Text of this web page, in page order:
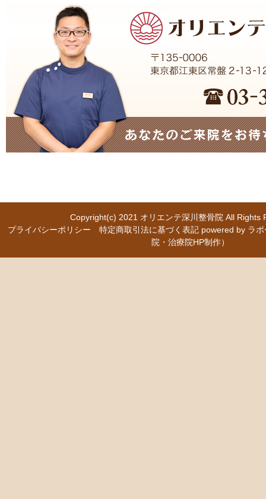
Copyright(c) 2021 オリエンテ深川整骨院 All
プライバシーポリシー
特定商取引法に基づく表記 powered by ラ
院・治療院HP制作）